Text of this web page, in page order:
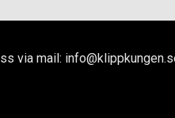
via mail: